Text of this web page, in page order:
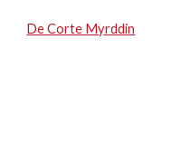
De Corte Myrddin